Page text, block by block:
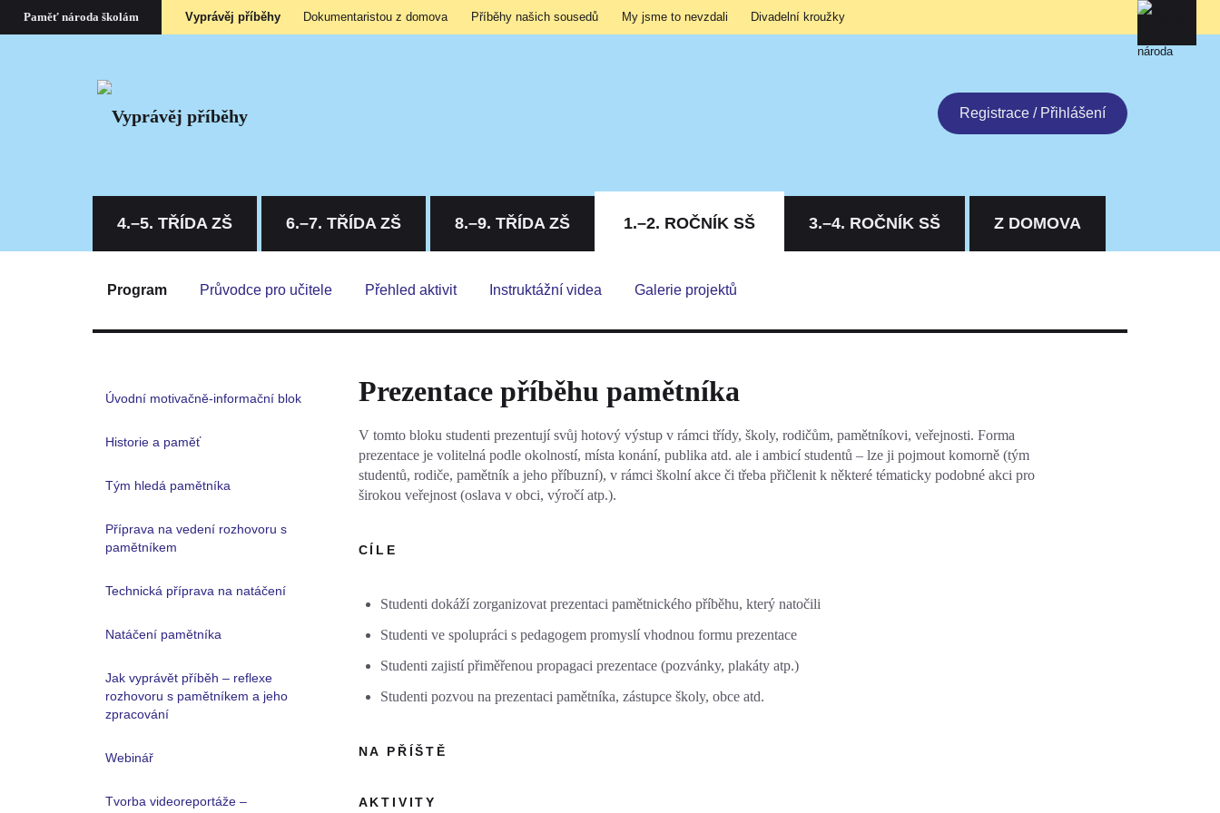
Paměť národa školám Vyprávěj příběhy Dokumentaristou z domova Příběhy našich sousedů My jsme to nevzdali Divadelní kroužky
Registrace / Přihlášení
4.–5. TŘÍDA ZŠ 6.–7. TŘÍDA ZŠ 8.–9. TŘÍDA ZŠ 1.–2. ROČNÍK SŠ 3.–4. ROČNÍK SŠ Z DOMOVA
Program Průvodce pro učitele Přehled aktivit Instruktážní videa Galerie projektů
Úvodní motivačně-informační blok
Historie a paměť
Tým hledá pamětníka
Příprava na vedení rozhovoru s
pamětníkem
Technická příprava na natáčení
Natáčení pamětníka
Jak vyprávět příběh – reflexe
rozhovoru s pamětníkem a jeho
zpracování
Webinář
Tvorba videoreportáže –
Prezentace příběhu pamětníka
V tomto bloku studenti prezentují svůj hotový výstup v rámci třídy, školy, rodičům, pamětníkovi, veřejnosti. Forma
prezentace je volitelná podle okolností, místa konání, publika atd. ale i ambicí studentů – lze ji pojmout komorně (tým
studentů, rodiče, pamětník a jeho příbuzní), v rámci školní akce či třeba přičlenit k některé tématicky podobné akci pro
širokou veřejnost (oslava v obci, výročí atp.).
CÍLE
Studenti dokáží zorganizovat prezentaci pamětnického příběhu, který natočili
Studenti ve spolupráci s pedagogem promyslí vhodnou formu prezentace
Studenti zajistí přiměřenou propagaci prezentace (pozvánky, plakáty atp.)
Studenti pozvou na prezentaci pamětníka, zástupce školy, obce atd.
NA PŘÍŠTĚ
AKTIVITY